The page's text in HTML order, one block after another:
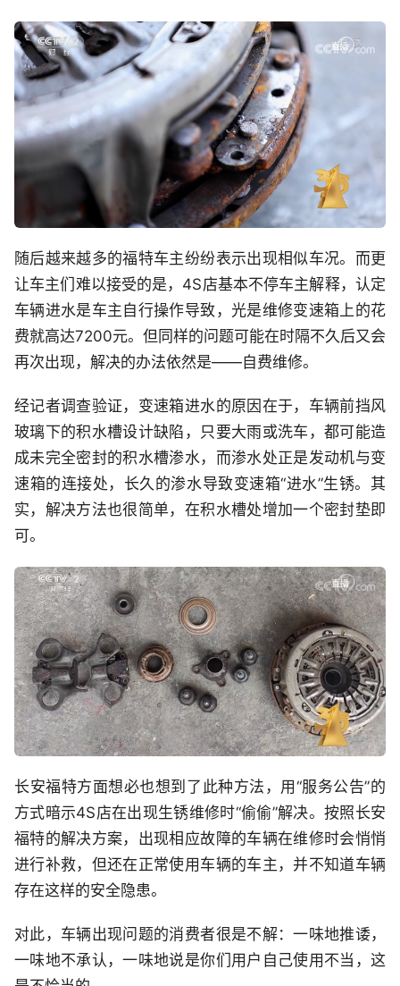
随后越来越多的福特车主纷纷表示出现相似车况。而更
让车主们难以接受的是，4S店基本不停车主解释，认定
车辆进水是车主自行操作导致，光是维修变速箱上的花
费就高达7200元。但同样的问题可能在时隔不久后又会
再次出现，解决的办法依然是——自费维修。
经记者调查验证，变速箱进水的原因在于，车辆前挡风
玻璃下的积水槽设计缺陷，只要大雨或洗车，都可能造
成未完全密封的积水槽渗水，而渗水处正是发动机与变
速箱的连接处，长久的渗水导致变速箱“进水”生锈。其
实，解决方法也很简单，在积水槽处增加一个密封垫即
可。
长安福特方面想必也想到了此种方法，用“服务公告”的
方式暗示4S店在出现生锈维修时“偷偷”解决。按照长安
福特的解决方案，出现相应故障的车辆在维修时会悄悄
进行补救，但还在正常使用车辆的车主，并不知道车辆
存在这样的安全隐患。
对此，车辆出现问题的消费者很是不解：一味地推诿，
一味地不承认，一味地说是你们用户自己使用不当，这